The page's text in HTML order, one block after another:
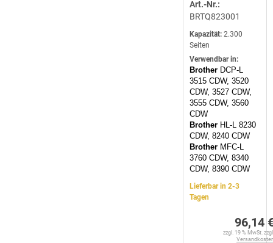
Art.-Nr.:
BRTQ823001
Kapazität: 2.300
Seiten
Verwendbar in:
Brother DCP-L
3515 CDW, 3520
CDW, 3527 CDW,
3555 CDW, 3560
CDW
Brother HL-L 8230
CDW, 8240 CDW
Brother MFC-L
3760 CDW, 8340
CDW, 8390 CDW
Lieferbar in 2-3
Tagen
96,14
zzgl. 19 % MwSt.